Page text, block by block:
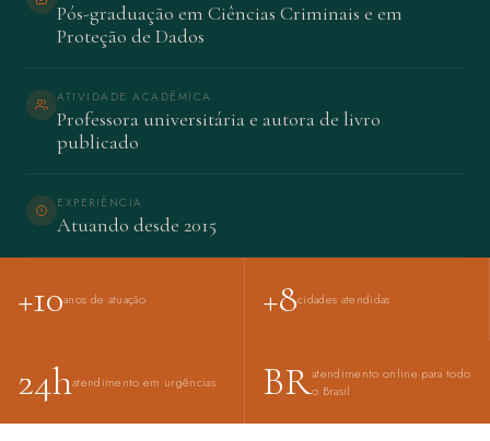
Pós-graduação em Ciências Criminais e em
Proteção de Dados
ATIVIDADE ACADÊMICA
Professora universitária e autora de livro
publicado
EXPERIÊNCIA
Atuando desde 2015
+10anos de atuação +8cidades atendidas
24hatendimento em urgências BRatendimento online para todo
o Brasil